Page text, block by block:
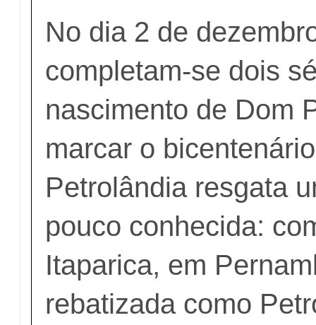
No dia 2 de
completam-se dois
nascimento de Dom
marcar o
Petrolândia resgata
pouco conhecida:
Itaparica, em
rebatizada como